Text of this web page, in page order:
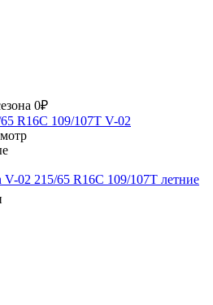
0₽
02 215/65 R16C 109/107T летние